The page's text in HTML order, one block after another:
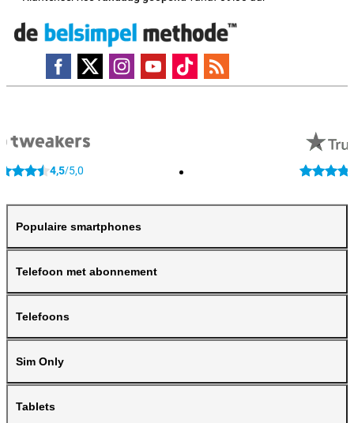
4,5/5,0
Populaire smartphones
Telefoon met abonnement
Telefoons
Sim Only
Tablets